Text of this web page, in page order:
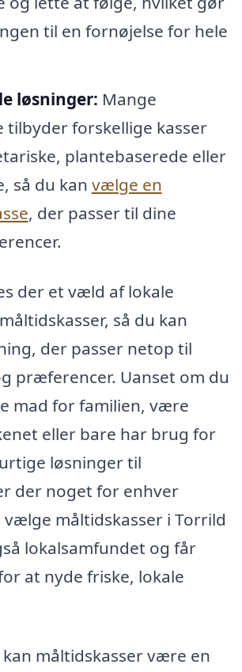
til en fornøjelse for hele
løsninger: Mange
tilbyder forskellige kasser
plantebaserede eller
så du kan vælge en
, der passer til dine
der et væld af lokale
så du kan
der passer netop til
præferencer. Uanset om du
mad for familien, være
eller bare har brug for
løsninger til
der noget for enhver
vælge måltidskasser i Torrild
lokalsamfundet og får
at nyde friske, lokale
måltidskasser være en